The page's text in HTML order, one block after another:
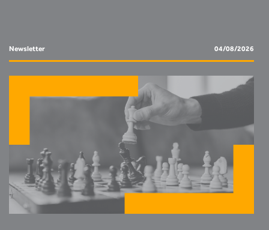
Newsletter 04/08/2026